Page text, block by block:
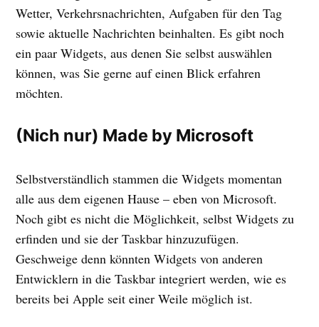
Wetter, Verkehrsnachrichten, Aufgaben für den Tag
sowie aktuelle Nachrichten beinhalten. Es gibt noch
ein paar Widgets, aus denen Sie selbst auswählen
können, was Sie gerne auf einen Blick erfahren
möchten.
(Nich nur) Made by Microsoft
Selbstverständlich stammen die Widgets momentan
alle aus dem eigenen Hause – eben von Microsoft.
Noch gibt es nicht die Möglichkeit, selbst Widgets zu
erfinden und sie der Taskbar hinzuzufügen.
Geschweige denn könnten Widgets von anderen
Entwicklern in die Taskbar integriert werden, wie es
bereits bei Apple seit einer Weile möglich ist.